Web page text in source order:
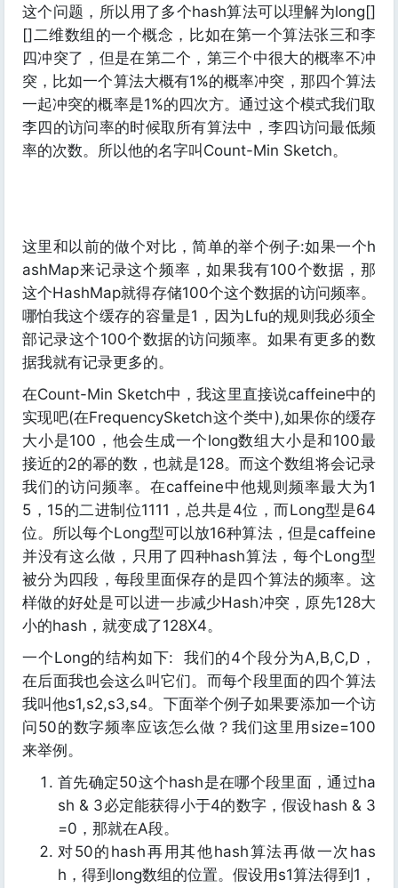
这个问题，所以用了多个hash算法可以理解为long[]
[]二维数组的一个概念，比如在第一个算法张三和李
四冲突了，但是在第二个，第三个中很大的概率不冲
突，比如一个算法大概有1%的概率冲突，那四个算法
一起冲突的概率是1%的四次方。通过这个模式我们取
李四的访问率的时候取所有算法中，李四访问最低频
率的次数。所以他的名字叫Count-Min Sketch。
这里和以前的做个对比，简单的举个例子:如果一个h
ashMap来记录这个频率，如果我有100个数据，那
这个HashMap就得存储100个这个数据的访问频率。
哪怕我这个缓存的容量是1，因为Lfu的规则我必须全
部记录这个100个数据的访问频率。如果有更多的数
据我就有记录更多的。
在Count-Min Sketch中，我这里直接说caffeine中的
实现吧(在FrequencySketch这个类中),如果你的缓存
大小是100，他会生成一个long数组大小是和100最
接近的2的幂的数，也就是128。而这个数组将会记录
我们的访问频率。在caffeine中他规则频率最大为1
5，15的二进制位1111，总共是4位，而Long型是64
位。所以每个Long型可以放16种算法，但是caffeine
并没有这么做，只用了四种hash算法，每个Long型
被分为四段，每段里面保存的是四个算法的频率。这
样做的好处是可以进一步减少Hash冲突，原先128大
小的hash，就变成了128X4。
一个Long的结构如下:
我们的4个段分为A,B,C,D，
在后面我也会这么叫它们。而每个段里面的四个算法
我叫他s1,s2,s3,s4。下面举个例子如果要添加一个访
问50的数字频率应该怎么做？我们这里用size=100
来举例。
首先确定50这个hash是在哪个段里面，通过ha
sh & 3必定能获得小于4的数字，假设hash & 3
=0，那就在A段。
对50的hash再用其他hash算法再做一次has
h，得到long数组的位置。假设用s1算法得到1，